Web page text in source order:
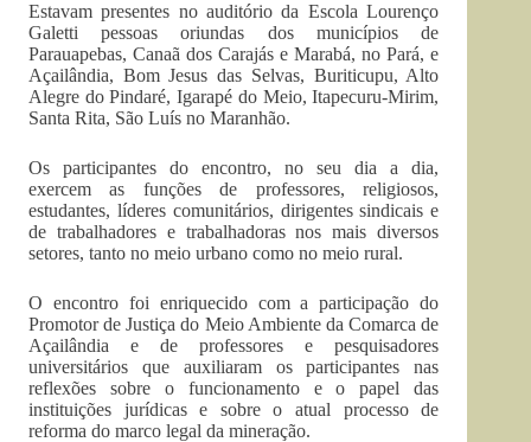
Estavam presentes no auditório da Escola Lourenço
Galetti pessoas oriundas dos municípios de
Parauapebas, Canaã dos Carajás e Marabá, no Pará, e
Açailândia, Bom Jesus das Selvas, Buriticupu, Alto
Alegre do Pindaré, Igarapé do Meio, Itapecuru-Mirim,
Santa Rita, São Luís no Maranhão.
Os participantes do encontro, no seu dia a dia,
exercem as funções de professores, religiosos,
estudantes, líderes comunitários, dirigentes sindicais e
de trabalhadores e trabalhadoras nos mais diversos
setores, tanto no meio urbano como no meio rural.
O encontro foi enriquecido com a participação do
Promotor de Justiça do Meio Ambiente da Comarca de
Açailândia e de professores e pesquisadores
universitários que auxiliaram os participantes nas
reflexões sobre o funcionamento e o papel das
instituições jurídicas e sobre o atual processo de
reforma do marco legal da mineração.